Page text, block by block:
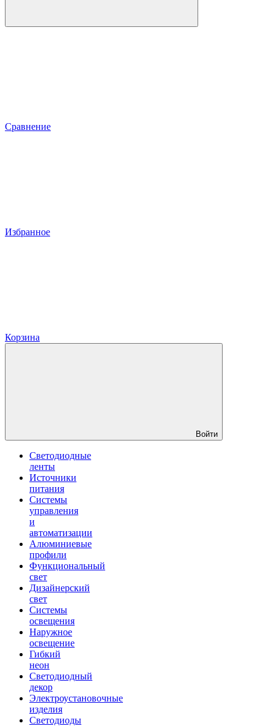
Сравнение
Избранное
Корзина
Войти
Светодиодные
ленты
Источники
питания
Системы
управления
и
автоматизации
Алюминиевые
профили
Функциональный
свет
Дизайнерский
свет
Системы
освещения
Наружное
освещение
Гибкий
неон
Светодиодный
декор
Электроустановочные
изделия
Светодиоды